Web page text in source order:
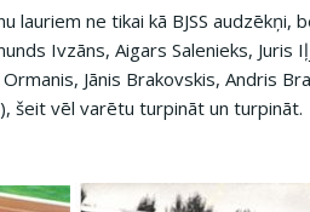
lauriem ne tikai kā BJSS audzēkņi,
Ivzāns, Aigars Salenieks, Juris
Jānis Brakovskis, Andris
šeit vēl varētu turpināt un turpināt.